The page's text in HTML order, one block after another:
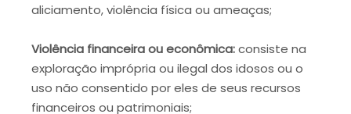
aliciamento, violência física ou ameaças;
Violência financeira ou econômica:consiste na
exploração imprópria ou ilegal dos idosos ou o
uso não consentido por eles de seus recursos
financeiros ou patrimoniais;